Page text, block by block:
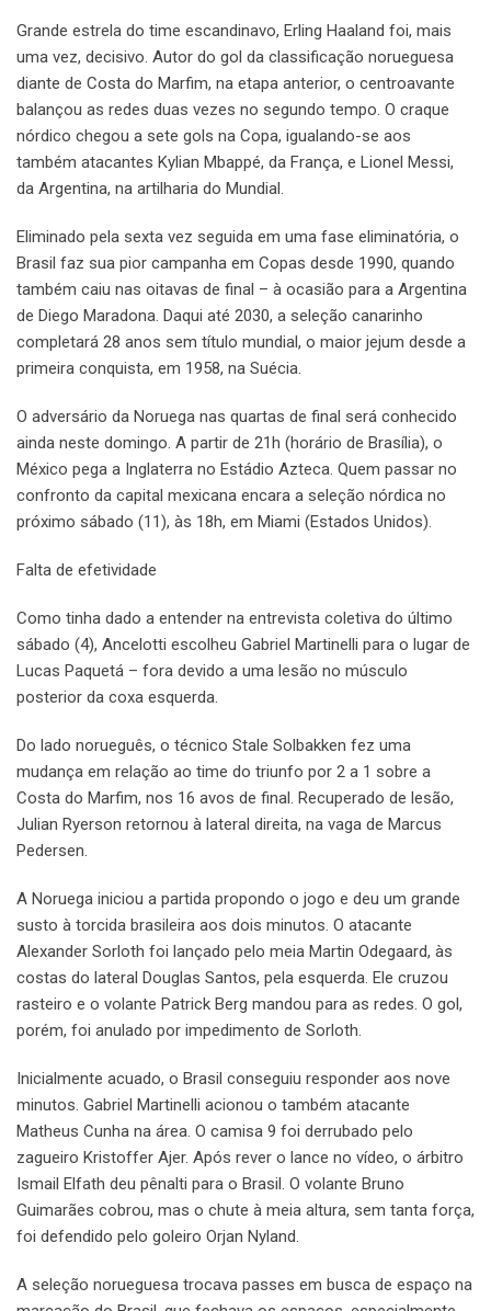
Grande estrela do time escandinavo, Erling Haaland foi, mais
uma vez, decisivo. Autor do gol da classificação norueguesa
diante de Costa do Marfim, na etapa anterior, o centroavante
balançou as redes duas vezes no segundo tempo. O craque
nórdico chegou a sete gols na Copa, igualando-se aos
também atacantes Kylian Mbappé, da França, e Lionel Messi,
da Argentina, na artilharia do Mundial.
Eliminado pela sexta vez seguida em uma fase eliminatória, o
Brasil faz sua pior campanha em Copas desde 1990, quando
também caiu nas oitavas de final – à ocasião para a Argentina
de Diego Maradona. Daqui até 2030, a seleção canarinho
completará 28 anos sem título mundial, o maior jejum desde a
primeira conquista, em 1958, na Suécia.
O adversário da Noruega nas quartas de final será conhecido
ainda neste domingo. A partir de 21h (horário de Brasília), o
México pega a Inglaterra no Estádio Azteca. Quem passar no
confronto da capital mexicana encara a seleção nórdica no
próximo sábado (11), às 18h, em Miami (Estados Unidos).
Falta de efetividade
Como tinha dado a entender na entrevista coletiva do último
sábado (4), Ancelotti escolheu Gabriel Martinelli para o lugar de
Lucas Paquetá – fora devido a uma lesão no músculo
posterior da coxa esquerda.
Do lado norueguês, o técnico Stale Solbakken fez uma
mudança em relação ao time do triunfo por 2 a 1 sobre a
Costa do Marfim, nos 16 avos de final. Recuperado de lesão,
Julian Ryerson retornou à lateral direita, na vaga de Marcus
Pedersen.
A Noruega iniciou a partida propondo o jogo e deu um grande
susto à torcida brasileira aos dois minutos. O atacante
Alexander Sorloth foi lançado pelo meia Martin Odegaard, às
costas do lateral Douglas Santos, pela esquerda. Ele cruzou
rasteiro e o volante Patrick Berg mandou para as redes. O gol,
porém, foi anulado por impedimento de Sorloth.
Inicialmente acuado, o Brasil conseguiu responder aos nove
minutos. Gabriel Martinelli acionou o também atacante
Matheus Cunha na área. O camisa 9 foi derrubado pelo
zagueiro Kristoffer Ajer. Após rever o lance no vídeo, o árbitro
Ismail Elfath deu pênalti para o Brasil. O volante Bruno
Guimarães cobrou, mas o chute à meia altura, sem tanta força,
foi defendido pelo goleiro Orjan Nyland.
A seleção norueguesa trocava passes em busca de espaço na